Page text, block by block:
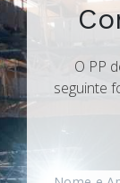
O PP
seguinte